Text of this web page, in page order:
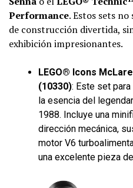
Performance. Estos sets
de construcción divertida,
exhibición impresionantes.
LEGO® Icons
(10330): Este set
la esencia del
1988. Incluye una
dirección mecánica,
motor V6
una excelente pieza